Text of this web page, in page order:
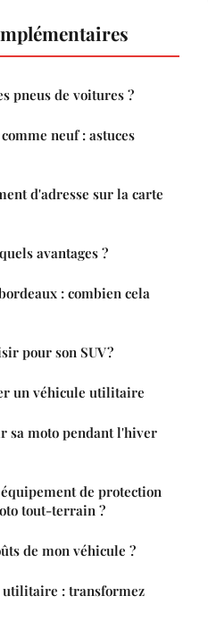
pneus de voitures ?
neuf : astuces
d'adresse sur la carte
avantages ?
: combien cela
pour son SUV ?
un véhicule utilitaire
sa moto pendant l'hiver
de protection
tout-terrain ?
de mon véhicule ?
utilitaire : transformez